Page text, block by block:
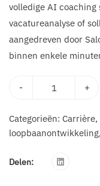
volledige AI coaching
vacatureanalyse of
aangedreven door
binnen enkele
- +
Categorieën: Carrière,
loopbaanontwikkeling,
Delen: